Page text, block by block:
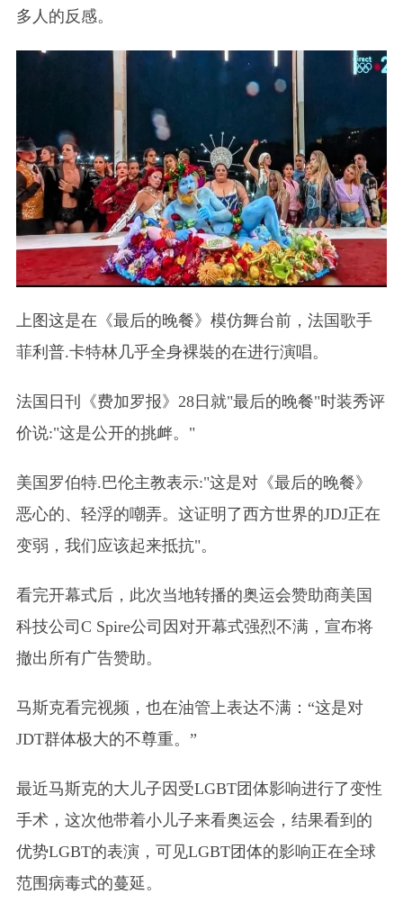
多人的反感。
上图这是在《最后的晚餐》模仿舞台前，法国歌手
菲利普.卡特林几乎全身裸裝的在进行演唱。
法国日刊《费加罗报》28日就"最后的晚餐"时装秀评
价说:"这是公开的挑衅。"
美国罗伯特.巴伦主教表示:"这是对《最后的晚餐》
恶心的、轻浮的嘲弄。这证明了西方世界的JDJ正在
变弱，我们应该起来抵抗"。
看完开幕式后，此次当地转播的奥运会赞助商美国
科技公司C Spire公司因对开幕式强烈不满，宣布将
撤出所有广告赞助。
马斯克看完视频，也在油管上表达不满：“这是对
JDT群体极大的不尊重。”
最近马斯克的大儿子因受LGBT团体影响进行了变性
手术，这次他带着小儿子来看奥运会，结果看到的
优势LGBT的表演，可见LGBT团体的影响正在全球
范围病毒式的蔓延。